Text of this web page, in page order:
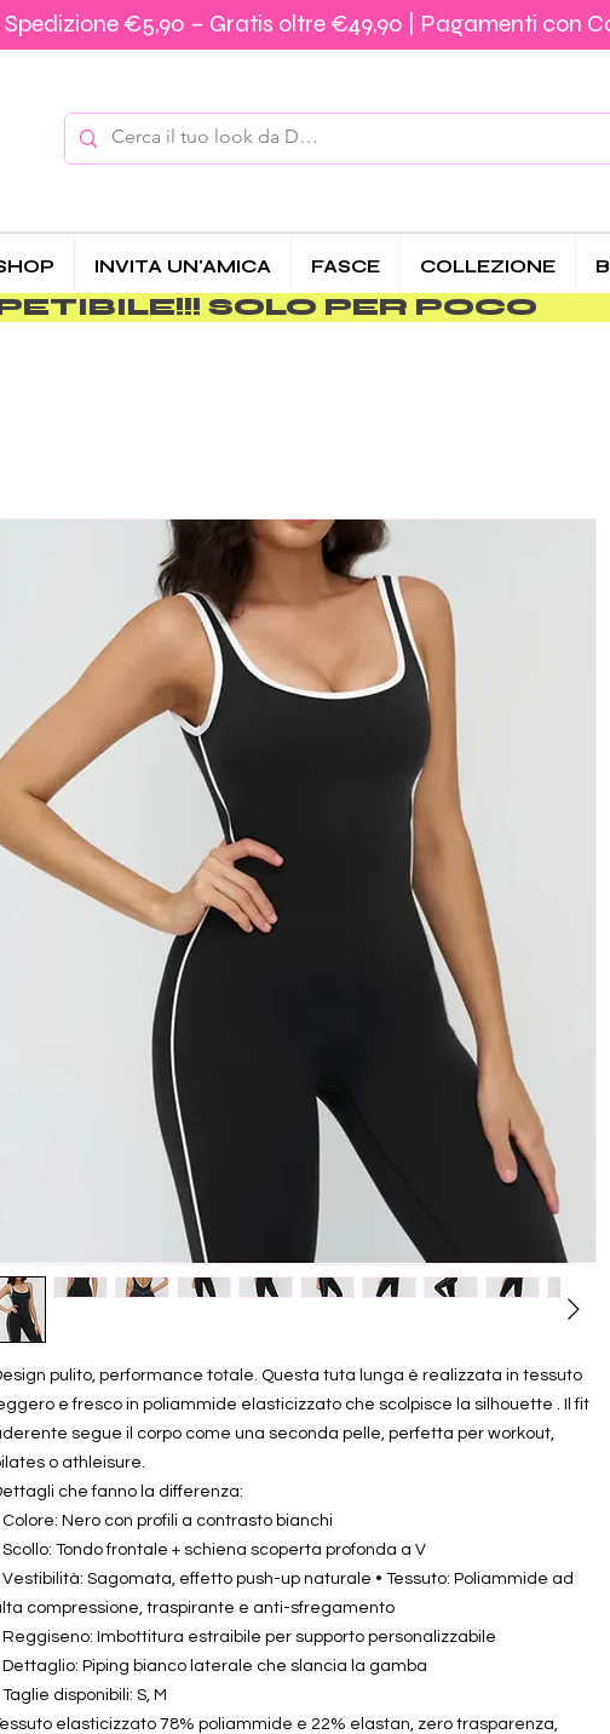
Spedizione €5,90 – Gratis
Spedizione €5,90 – Gratis oltre €49,90 | Pagamenti con
INVITA UN'AMICA FASCE COLLEZIONE
SOLO PER
pulito, performance totale. Questa tuta lunga è realizzata in tessuto
e fresco in poliammide elasticizzato che scolpisce la silhouette . Il fit
segue il corpo come una seconda pelle, perfetta per workout,
o athleisure.
che fanno la differenza:
Colore: Nero con profili a contrasto bianchi
Scollo: Tondo frontale + schiena scoperta profonda a V
Vestibilità: Sagomata, effetto push-up naturale • Tessuto: Poliammide ad
compressione, traspirante e anti-sfregamento
Reggiseno: Imbottitura estraibile per supporto personalizzabile
Dettaglio: Piping bianco laterale che slancia la gamba
Taglie disponibili: S, M
elasticizzato 78% poliammide e 22% elastan, zero trasparenza,